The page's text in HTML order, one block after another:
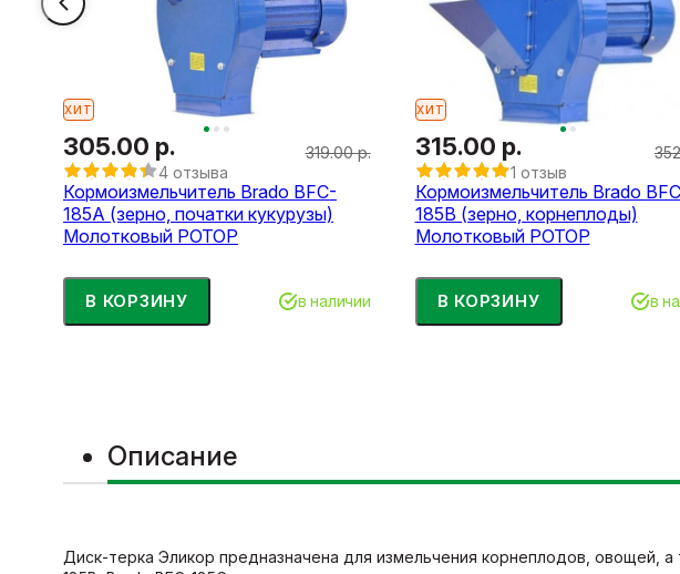
ХИТ
305.00 р.
319.00 р.
4 отзыва
Кормоизмельчитель Brado BFC-
185A (зерно, початки кукурузы)
Молотковый РОТОР
В КОРЗИНУ в наличии
ХИТ
315.00 р.
1 отзыв
Кормоизмельчитель Brado
185В (зерно, корнеплоды)
Молотковый РОТОР
В КОРЗИНУ в
Описание
Диск-терка Эликор предназначена для измельчения корнеплодов, овощей,